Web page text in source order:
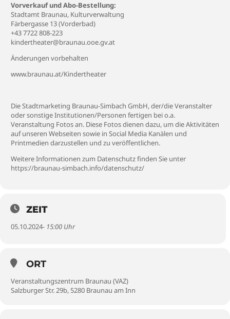
Vorverkauf und Abo-Bestellung:
Stadtamt Braunau, Kulturverwaltung
Färbergasse 13 (Vorderbad)
+43 7722 808-223
kindertheater@braunau.ooe.gv.at
Änderungen vorbehalten
www.braunau.at/Kindertheater
Die Stadtmarketing Braunau-Simbach GmbH, der/die Veranstalter
oder sonstige Institutionen/Personen fertigen bei o.a.
Veranstaltung Fotos an. Diese Fotos dienen dazu, um die Aktivitäten
auf unseren Webseiten sowie in Social Media Kanälen und
Printmedien darzustellen und zu veröffentlichen.
Weitere Informationen zum Datenschutz finden Sie unter
https://braunau-simbach.info/datenschutz/
ZEIT
05.10.2024- 15:00 Uhr
ORT
Veranstaltungszentrum Braunau (VAZ)
Salzburger Str. 29b, 5280 Braunau am Inn